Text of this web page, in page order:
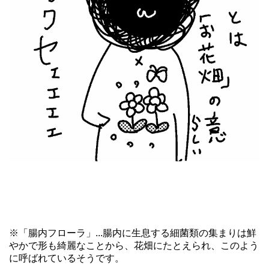
※「腸内フローラ」...腸内に生息する細菌類の集まりは鮮
やかで形も綺麗なことから、花畑にたとえられ、このよう
に呼ばれているそうです。